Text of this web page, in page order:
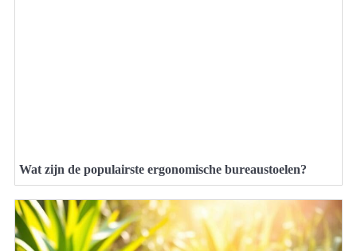
Wat zijn de populairste ergonomische bureaustoelen?